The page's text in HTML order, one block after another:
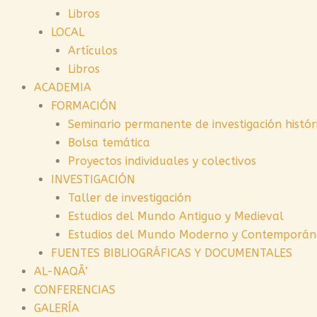
Libros
LOCAL
Artículos
Libros
ACADEMIA
FORMACIÓN
Seminario permanente de investigación
Bolsa temática
Proyectos individuales y colectivos
INVESTIGACIÓN
Taller de investigación
Estudios del Mundo Antiguo y Medieval
Estudios del Mundo Moderno y
FUENTES BIBLIOGRÁFICAS Y DOCUMENTALES
AL-NAQĀ’
CONFERENCIAS
GALERÍA